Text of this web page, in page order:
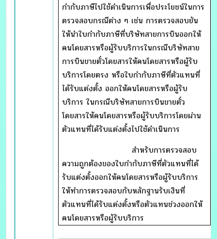
กำกับภาษีไปใช้ดำเนินการเพื่อประโยชน์ในการ
ตรวจสอบกรณีต่าง ๆ เช่น การตรวจสอบยัน
ให้นำใบกำกับภาษีที่บริษัทสายการบินออกให้
คนโดยสารหรือผู้รับบริการในกรณีบริษัทสาย
การบินขายตั๋วโดยสารให้คนโดยสารหรือผู้รับ
บริการโดยตรง หรือใบกำกับภาษีที่ตัวแทนที่
ได้รับแต่งตั้ง ออกให้คนโดยสารหรือผู้รับ
บริการ ในกรณีบริษัทสายการบินขายตั๋ว
โดยสารให้คนโดยสารหรือผู้รับบริการโดยผ่าน
ตัวแทนที่ได้รับแต่งตั้งไปใช้ดำเนินการ
สำหรับการตรวจสอบ
ความถูกต้องของใบกำกับภาษีที่ตัวแทนที่ได้
รับแต่งตั้งออกให้คนโดยสารหรือผู้รับบริการ
ให้ทำการตรวจสอบกับหลักฐานรับเงินที่
ตัวแทนที่ได้รับแต่งตั้งหรือตัวแทนช่วงออกให้
คนโดยสารหรือผู้รับบริการ